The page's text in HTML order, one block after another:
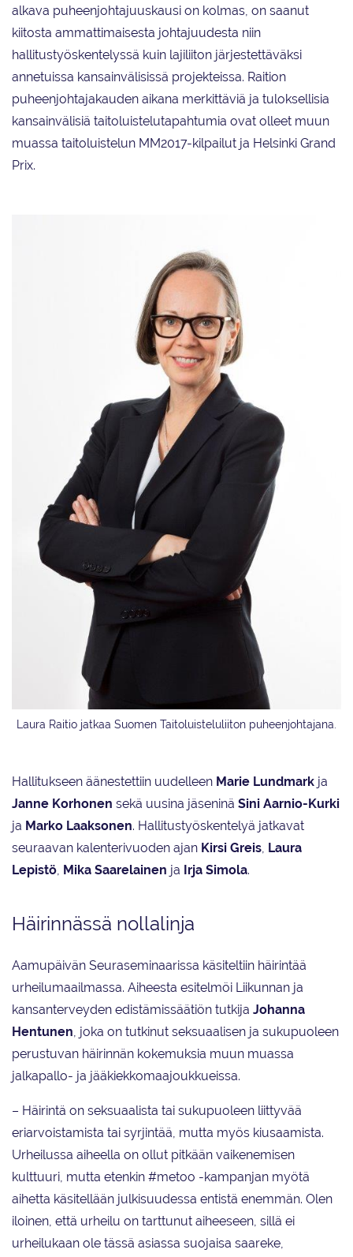
alkava puheenjohtajuuskausi on kolmas, on saanut
kiitosta ammattimaisesta johtajuudesta niin
hallitustyöskentelyssä kuin lajiliiton järjestettäväksi
annetuissa kansainvälisissä projekteissa. Raition
puheenjohtajakauden aikana merkittäviä ja tuloksellisia
kansainvälisiä taitoluistelutapahtumia ovat olleet muun
muassa taitoluistelun MM2017-kilpailut ja Helsinki Grand
Prix.
Laura Raitio jatkaa Suomen Taitoluisteluliiton puheenjohtajana.
Hallitukseen äänestettiin uudelleen Marie Lundmark ja
Janne Korhonen sekä uusina jäseninä Sini Aarnio-Kurki
ja Marko Laaksonen. Hallitustyöskentelyä jatkavat
seuraavan kalenterivuoden ajan Kirsi Greis, Laura
Lepistö, Mika Saarelainen ja Irja Simola.
Häirinnässä nollalinja
Aamupäivän Seuraseminaarissa käsiteltiin häirintää
urheilumaailmassa. Aiheesta esitelmöi Liikunnan ja
kansanterveyden edistämissäätiön tutkija Johanna
Hentunen, joka on tutkinut seksuaalisen ja sukupuoleen
perustuvan häirinnän kokemuksia muun muassa
jalkapallo- ja jääkiekkomaajoukkueissa.
– Häirintä on seksuaalista tai sukupuoleen liittyvää
eriarvoistamista tai syrjintää, mutta myös kiusaamista.
Urheilussa aiheella on ollut pitkään vaikenemisen
kulttuuri, mutta etenkin #metoo -kampanjan myötä
aihetta käsitellään julkisuudessa entistä enemmän. Olen
iloinen, että urheilu on tarttunut aiheeseen, sillä ei
urheilukaan ole tässä asiassa suojaisa saareke,